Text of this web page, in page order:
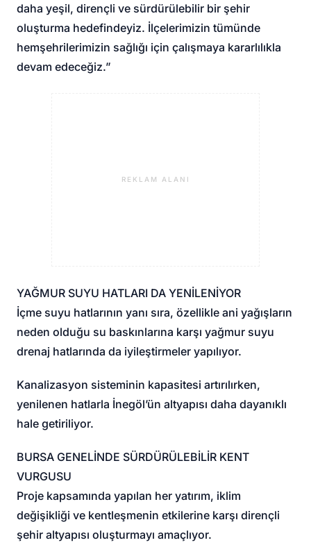
daha yeşil, dirençli ve sürdürülebilir bir şehir
oluşturma hedefindeyiz. İlçelerimizin tümünde
hemşehrilerimizin sağlığı için çalışmaya kararlılıkla
devam edeceğiz.”
REKLAM ALANI
YAĞMUR SUYU HATLARI DA YENİLENİYOR
İçme suyu hatlarının yanı sıra, özellikle ani yağışların
neden olduğu su baskınlarına karşı yağmur suyu
drenaj hatlarında da iyileştirmeler yapılıyor.
Kanalizasyon sisteminin kapasitesi artırılırken,
yenilenen hatlarla İnegöl’ün altyapısı daha dayanıklı
hale getiriliyor.
BURSA GENELİNDE SÜRDÜRÜLEBİLİR KENT
VURGUSU
Proje kapsamında yapılan her yatırım, iklim
değişikliği ve kentleşmenin etkilerine karşı dirençli
şehir altyapısı oluşturmayı amaçlıyor.